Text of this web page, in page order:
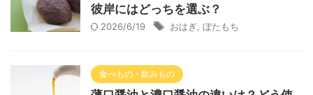
彼岸にはどっちを選ぶ？
2026/6/19 おはぎ ぼたもち
食べもの・飲みもの